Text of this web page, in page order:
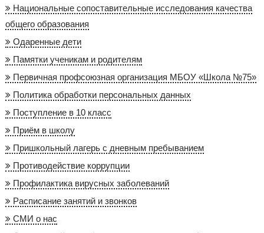
Национальные сопоставительные исследования качества
общего образования
Одаренные дети
Памятки ученикам и родителям
Первичная профсоюзная организация МБОУ «Школа №75»
Политика обработки персональных данных
Поступление в 10 класс
Приём в школу
Пришкольный лагерь с дневным пребыванием
Противодействие коррупции
Профилактика вирусных заболеваний
Расписание занятий и звонков
СМИ о нас